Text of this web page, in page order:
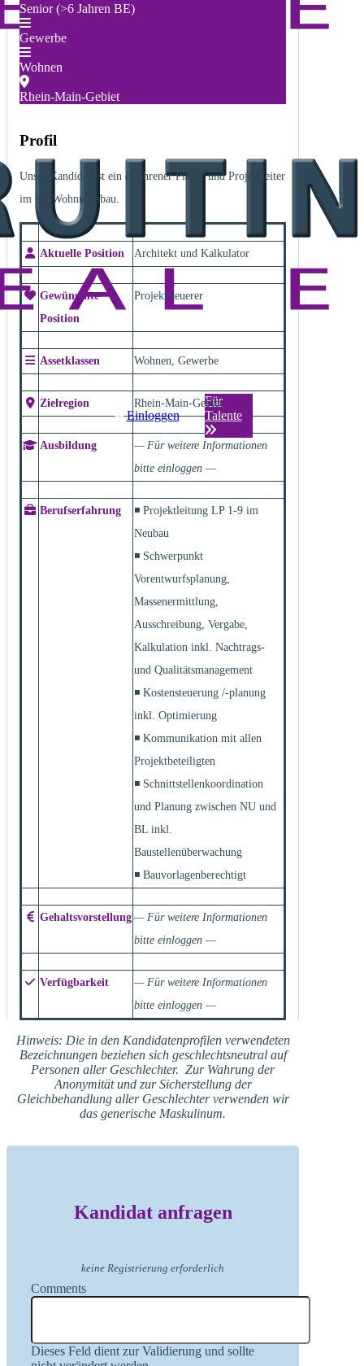
Einloggen
Für
Talente
Senior (>6 Jahren BE)
Gewerbe
Wohnen
Rhein-Main-Gebiet
Profil
Unser Kandidat ist ein erfahrener Planer und Projektleiter
im SF-Wohnungsbau.
Aktuelle Position Architekt und Kalkulator
Gewünschte
Position
Projektsteuerer
Assetklassen Wohnen, Gewerbe
Zielregion Rhein-Main-Gebiet
Ausbildung
— Für weitere Informationen
bitte einloggen —
Berufserfahrung
◾ Projektleitung LP 1-9 im
Neubau
◾ Schwerpunkt
Vorentwurfsplanung,
Massenermittlung,
Ausschreibung, Vergabe,
Kalkulation inkl. Nachtrags-
und Qualitätsmanagement
◾ Kostensteuerung /-planung
inkl. Optimierung
◾ Kommunikation mit allen
Projektbeteiligten
◾ Schnittstellenkoordination
und Planung zwischen NU und
BL inkl.
Baustellenüberwachung
◾ Bauvorlagenberechtigt
Gehaltsvorstellung — Für weitere Informationen
bitte einloggen —
Verfügbarkeit
— Für weitere Informationen
bitte einloggen —
Hinweis: Die in den Kandidatenprofilen verwendeten
Bezeichnungen beziehen sich geschlechtsneutral auf
Personen aller Geschlechter. Zur Wahrung der
Anonymität und zur Sicherstellung der
Gleichbehandlung aller Geschlechter verwenden wir
das generische Maskulinum.
Kandidat anfragen
keine Registrierung erforderlich
Comments
Dieses Feld dient zur Validierung und sollte